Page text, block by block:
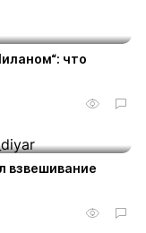
что
взвешивание